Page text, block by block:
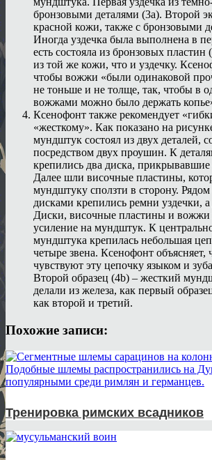
бронзовыми деталями (3а). Второй
красной кожи, также с бронзовыми
Иногда уздечка была выполнена в
есть состояла из бронзовых
из той же кожи, что и уздечку.
чтобы вожжи «были одинаковой
не тоньше и не толще, так, чтобы в
вожжами можно было держать
Ксенофонт также рекомендует
«жесткому». Как показано на
мундштук состоял из двух деталей,
посредством двух проушин. К
крепились два диска, прикрывавшие
Далее шли височные пластины,
мундштуку сползти в сторону.
дисками крепились ремни уздечки,
Диски, височные пластины и вожжи
усиление на мундштук. К
мундштука крепилась небольшая
четыре звена. Ксенофонт объясняет,
чувствуют эту цепочку языком и
Второй образец (4b) – жесткий
делали из железа, как первый
как второй и третий.
Похожие записи:
Тренировка римских всадников